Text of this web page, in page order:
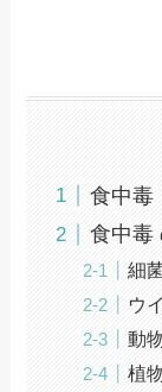
食中毒
食中毒
細
ウ
動
植